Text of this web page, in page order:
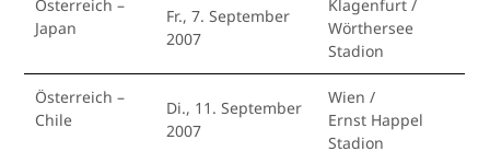
Österreich –
Japan
Fr., 7. September
2007
Klagenfurt /
Wörthersee
Stadion
Österreich –
Chile
Di., 11. September
2007
Wien /
Ernst Happel
Stadion